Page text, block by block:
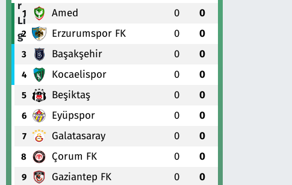
1 Amed 0 0
2 Erzurumspor FK 0 0
3 Başakşehir 0 0
4 Kocaelispor 0 0
5 Beşiktaş 0 0
6 Eyüpspor 0 0
7 Galatasaray 0 0
8 Çorum FK 0 0
9 Gaziantep FK 0 0